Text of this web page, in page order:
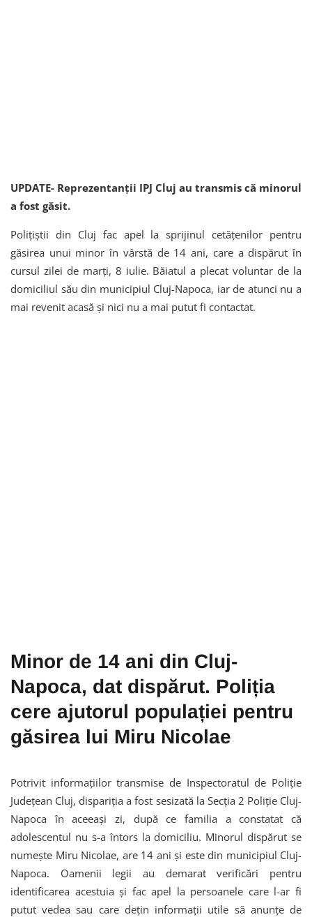
UPDATE- Reprezentanții IPJ Cluj au transmis că minorul
a fost găsit.
Polițiștii din Cluj fac apel la sprijinul cetățenilor pentru
găsirea unui minor în vârstă de 14 ani, care a dispărut în
cursul zilei de marți, 8 iulie. Băiatul a plecat voluntar de la
domiciliul său din municipiul Cluj-Napoca, iar de atunci nu a
mai revenit acasă și nici nu a mai putut fi contactat.
Minor de 14 ani din Cluj-
Napoca, dat dispărut. Poliția
cere ajutorul populației pentru
găsirea lui Miru Nicolae
Potrivit informațiilor transmise de Inspectoratul de Poliție
Județean Cluj, dispariția a fost sesizată la Secția 2 Poliție Cluj-
Napoca în aceeași zi, după ce familia a constatat că
adolescentul nu s-a întors la domiciliu. Minorul dispărut se
numește Miru Nicolae, are 14 ani și este din municipiul Cluj-
Napoca. Oamenii legii au demarat verificări pentru
identificarea acestuia și fac apel la persoanele care l-ar fi
putut vedea sau care dețin informații utile să anunțe de